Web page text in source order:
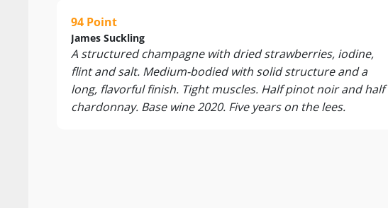
94 Point
James Suckling
A structured champagne with dried strawberries, iodine,
flint and salt. Medium-bodied with solid structure and a
long, flavorful finish. Tight muscles. Half pinot noir and half
chardonnay. Base wine 2020. Five years on the lees.